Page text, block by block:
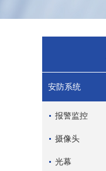
安防系统
报警监控
摄像头
光幕